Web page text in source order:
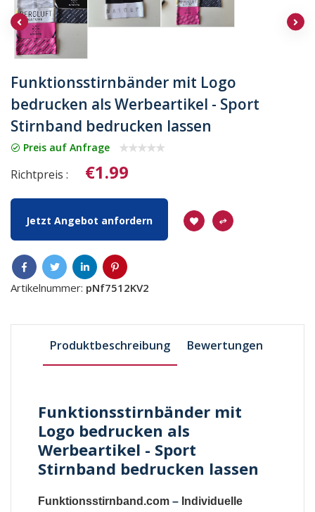
Funktionsstirnbänder mit Logo
bedrucken als Werbeartikel - Sport
Stirnband bedrucken lassen
Preis auf Anfrage
Richtpreis : €1.99
Jetzt Angebot anfordern
Artikelnummer: pNf7512KV2
Produktbeschreibung Bewertungen
Funktionsstirnbänder mit
Logo bedrucken als
Werbeartikel - Sport
Stirnband bedrucken lassen
Funktionsstirnband.com – Individuelle